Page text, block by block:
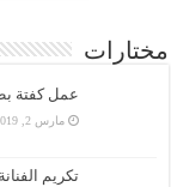
مختارات
عمل كفتة
مارس 2, 2019
تكريم